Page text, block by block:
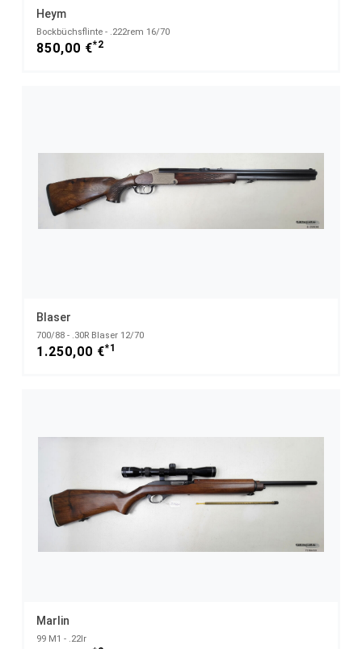
Heym
Bockbüchsflinte - .222rem 16/70
850,00 €*2
Blaser
700/88 - .30R Blaser 12/70
1.250,00 €*1
Marlin
99 M1 - .22lr